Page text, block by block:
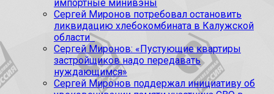
импортные минивэны
Сергей Миронов потребовал остановить
ликвидацию хлебокомбината в Калужской
области
Сергей Миронов: «Пустующие квартиры
застройщиков надо передавать
нуждающимся»
Сергей Миронов поддержал инициативу об